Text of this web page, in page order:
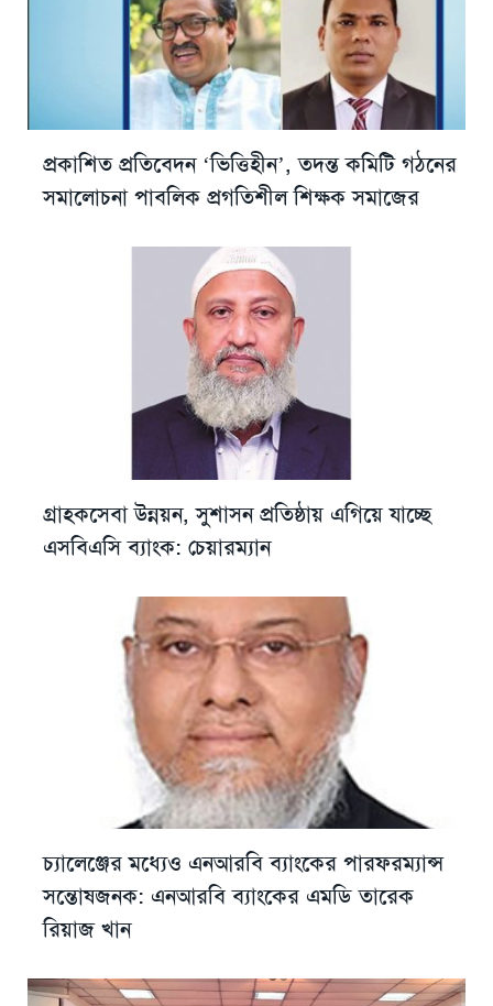
প্রকাশিত প্রতিবেদন ‘ভিত্তিহীন’, তদন্ত কমিটি গঠনের
সমালোচনা পাবলিক প্রগতিশীল শিক্ষক সমাজের
গ্রাহকসেবা উন্নয়ন, সুশাসন প্রতিষ্ঠায় এগিয়ে যাচ্ছে
এসবিএসি ব্যাংক: চেয়ারম্যান
চ্যালেঞ্জের মধ্যেও এনআরবি ব্যাংকের পারফরম্যান্স
সন্তোষজনক: এনআরবি ব্যাংকের এমডি তারেক
রিয়াজ খান